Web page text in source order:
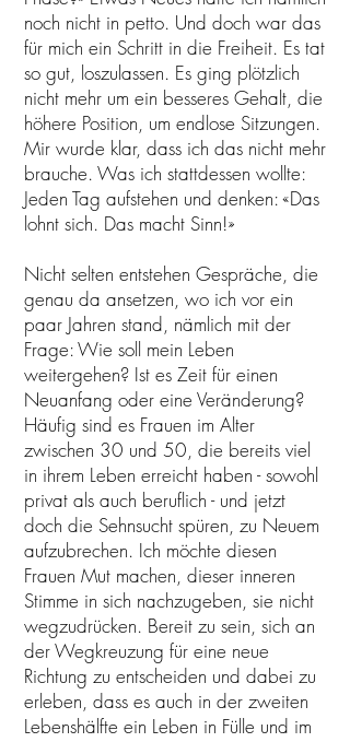
noch nicht in petto. Und doch war das
für mich ein Schritt in die Freiheit. Es tat
so gut, loszulassen. Es ging plötzlich
nicht mehr um ein besseres Gehalt, die
höhere Position, um endlose Sitzungen.
Mir wurde klar, dass ich das nicht mehr
brauche. Was ich stattdessen wollte:
Jeden Tag aufstehen und denken: «Das
lohnt sich. Das macht Sinn!»
Nicht selten entstehen Gespräche, die
genau da ansetzen, wo ich vor ein
paar Jahren stand, nämlich mit der
Frage: Wie soll mein Leben
weitergehen? Ist es Zeit für einen
Neuanfang oder eine Veränderung?
Häufig sind es Frauen im Alter
zwischen 30 und 50, die bereits viel
in ihrem Leben erreicht haben - sowohl
privat als auch beruflich - und jetzt
doch die Sehnsucht spüren, zu Neuem
aufzubrechen. Ich möchte diesen
Frauen Mut machen, dieser inneren
Stimme in sich nachzugeben, sie nicht
wegzudrücken. Bereit zu sein, sich an
der Wegkreuzung für eine neue
Richtung zu entscheiden und dabei zu
erleben, dass es auch in der zweiten
Lebenshälfte ein Leben in Fülle und im